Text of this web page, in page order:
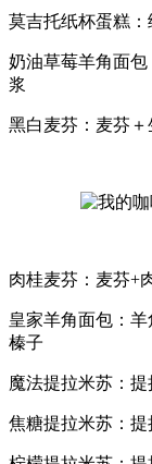
莫吉托纸杯蛋糕
奶油草莓羊角面
浆
黑白麦芬：麦芬
肉桂麦芬：麦芬+
皇家羊角面包：
榛子
魔法提拉米苏：
焦糖提拉米苏：